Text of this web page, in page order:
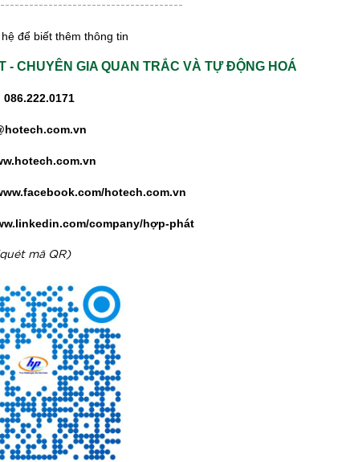
để biết thêm thông tin
- CHUYÊN GIA QUAN TRẮC VÀ TỰ ĐỘNG HOÁ
086.222.0171
hotech.com.vn
company/hợp-phát
mã QR)